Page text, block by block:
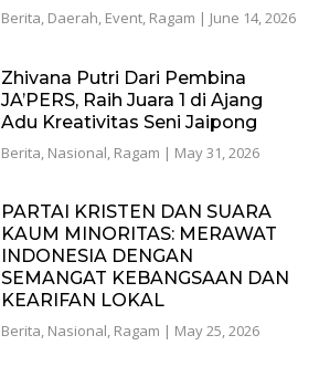
Berita, Daerah, Event, Ragam | June 14, 2026
Zhivana Putri Dari Pembina
JA’PERS, Raih Juara 1 di Ajang
Adu Kreativitas Seni Jaipong
Berita Nasional Ragam | May 31, 2026
PARTAI KRISTEN DAN SUARA
KAUM MINORITAS: MERAWAT
INDONESIA DENGAN
SEMANGAT KEBANGSAAN DAN
KEARIFAN LOKAL
Berita, Nasional, Ragam | May 25, 2026